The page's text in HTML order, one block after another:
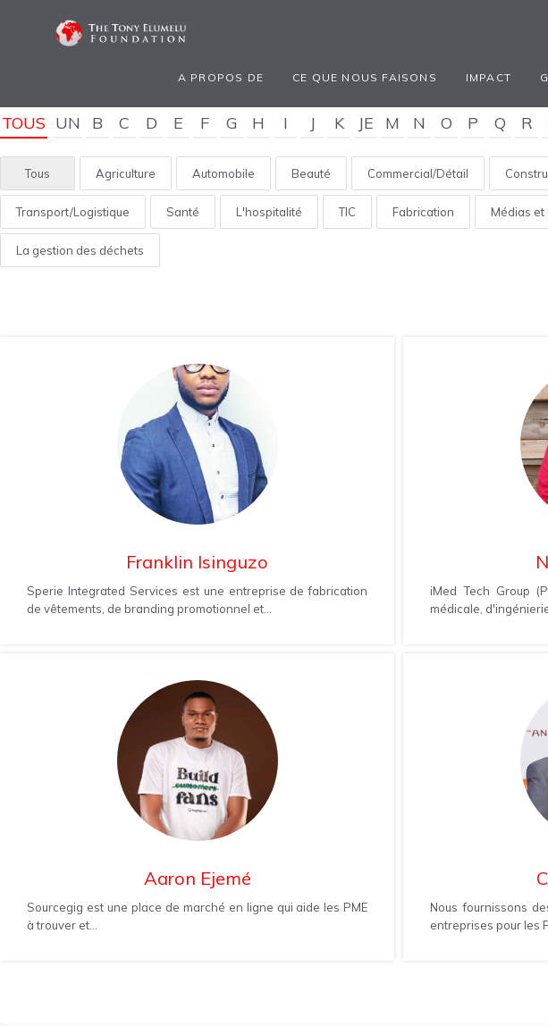
A PROPOS DE CE QUE NOUS FAISONS IMPACT
TOUS UN B C D E F G H I J K JE M N O P Q R
Tous Agriculture Automobile Beauté Commercial/Détail
Transport/Logistique Santé L'hospitalité TIC Fabrication Médias
La gestion des déchets
Franklin Isinguzo
Sperie Integrated Services est une entreprise de fabrication
de vêtements, de branding promotionnel et...
iMed Tech Group
médicale,
Aaron Ejemé
Sourcegig est une place de marché en ligne qui aide les PME
à trouver et...
Nous fournissons
entreprises pour les